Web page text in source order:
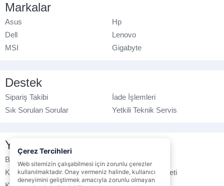
Markalar
Asus
Hp
Dell
Lenovo
MSI
Gigabyte
Destek
Sipariş Takibi
İade İşlemleri
Sık Sorulan Sorular
Yetkili Teknik Servis
Yasal Bilgilendirme
Banka Hesap No
Kullanım Koşulları
Ticari Elektronik İleti
Çerez Tercihleri
Web sitemizin çalışabilmesi için zorunlu çerezler
kullanılmaktadır. Onay vermeniz halinde, kullanıcı
deneyimini geliştirmek amacıyla zorunlu olmayan